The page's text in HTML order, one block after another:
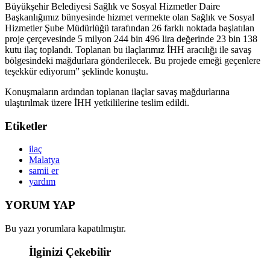
Büyükşehir Belediyesi Sağlık ve Sosyal Hizmetler Daire
Başkanlığımız bünyesinde hizmet vermekte olan Sağlık ve Sosyal
Hizmetler Şube Müdürlüğü tarafından 26 farklı noktada başlatılan
proje çerçevesinde 5 milyon 244 bin 496 lira değerinde 23 bin 138
kutu ilaç toplandı. Toplanan bu ilaçlarımız İHH aracılığı ile savaş
bölgesindeki mağdurlara gönderilecek. Bu projede emeği geçenlere
teşekkür ediyorum” şeklinde konuştu.
Konuşmaların ardından toplanan ilaçlar savaş mağdurlarına
ulaştırılmak üzere İHH yetkililerine teslim edildi.
Etiketler
ilaç
Malatya
samii er
yardım
YORUM YAP
Bu yazı yorumlara kapatılmıştır.
İlginizi Çekebilir